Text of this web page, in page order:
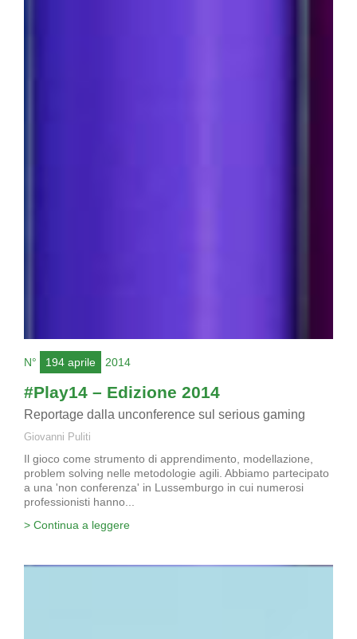
N° 194 aprile 2014
#Play14 – Edizione 2014
Reportage dalla unconference sul serious gaming
Giovanni Puliti
Il gioco come strumento di apprendimento, modellazione,
problem solving nelle metodologie agili. Abbiamo partecipato
a una 'non conferenza' in Lussemburgo in cui numerosi
professionisti hanno...
> Continua a leggere